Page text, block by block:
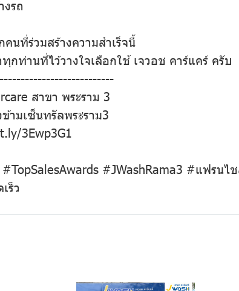
งรถ
ที่ร่วมสร้างความสำเร็จนี้
ท่านที่ไว้วางใจเลือกใช้ เจวอช คาร์แคร์ ครับ
สาขา พระราม 3
ามเซ็นทรัลพระราม3
3Ewp3G1
#TopSalesAwards #JWashRama3 #แฟรนไ
ร็ว